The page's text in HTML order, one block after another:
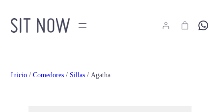
Hola
Inicio /Comedores / Sillas / Agatha